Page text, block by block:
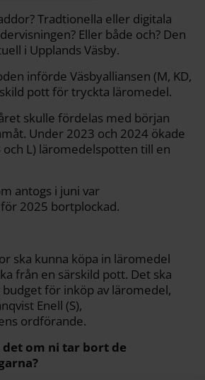
k Tradtionella eller digitala
Eller både och? Den
i Upplands Väsby.
införde Väsbyalliansen (M, KD,
pott för tryckta läromedel.
skulle fördelas med början
Under 2023 och 2024 ökade
och L) läromedelspotten till en
antogs i juni var
2025 bortplockad.
ska kunna köpa in läromedel
från en särskild pott. Det ska
för inköp av läromedel,
Enell (S),
ordförande.
om ni tar bort de